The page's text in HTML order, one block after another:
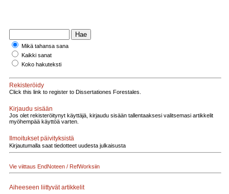
Mikä tahansa sana
Kaikki sanat
Koko hakuteksti
Rekisteröidy
Click this link to register to Dissertationes Forestales.
Kirjaudu sisään
Jos olet rekisteröitynyt käyttäjä, kirjaudu sisään tallentaaksesi valitsemasi artikkelit
myöhempää käyttöä varten.
Ilmoitukset päivityksistä
Kirjautumalla saat tiedotteet uudesta julkaisusta
Vie viittaus EndNoteen / RefWorksiin
Aiheeseen liittyvät artikkelit